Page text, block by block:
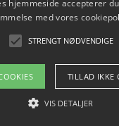
2026 - Pilanto
/ kontakt
hjemmeside accepterer
med vores
STRENGT NØDVENDIGE
TILLAD IKKE
VIS DETALJER